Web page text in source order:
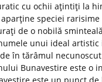
cu ochii aţintiţi la
speciei rarisime
de o nobilă
unui ideal
în tărâmul
Bunavestire este o